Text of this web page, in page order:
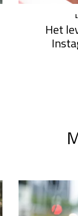
Het